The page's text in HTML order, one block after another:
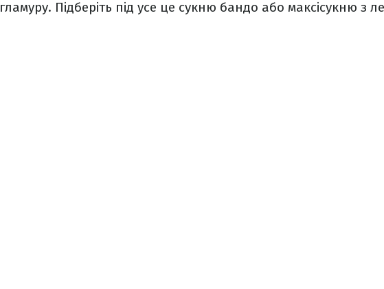
гламуру. Підберіть під усе це сукню бандо або максісукню з